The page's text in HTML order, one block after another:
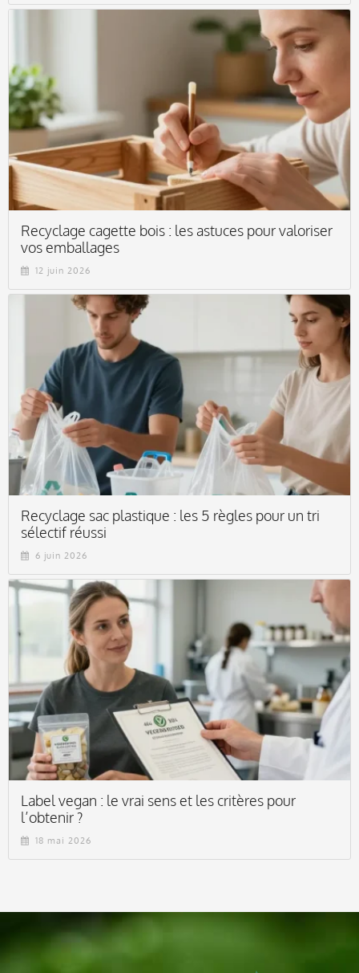
Recyclage cagette bois : les astuces pour valoriser
vos emballages
12 juin 2026
Recyclage sac plastique : les 5 règles pour un tri
sélectif réussi
6 juin 2026
Label vegan : le vrai sens et les critères pour
l’obtenir ?
18 mai 2026